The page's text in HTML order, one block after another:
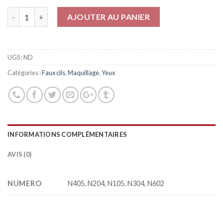
AJOUTER AU PANIER
UGS :ND
Catégories :Faux cils,Maquillage,Yeux
INFORMATIONS COMPLÉMENTAIRES
AVIS (0)
NUMERO N405, N204, N105, N304, N602